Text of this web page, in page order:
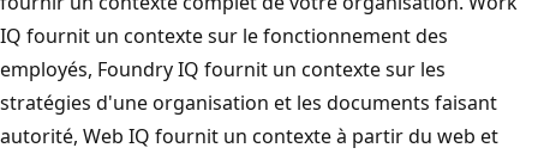
IQ fournit un contexte sur le fonctionnement des
employés, Foundry IQ fournit un contexte sur les
stratégies d'une organisation et les documents faisant
autorité, Web IQ fournit un contexte à partir du web et